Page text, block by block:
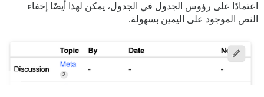
اعتمادًا على رؤوس الجدول في الجدول، يمكن لهذا أيضًا إخفاء
النص الموجود على اليمين بسهولة.